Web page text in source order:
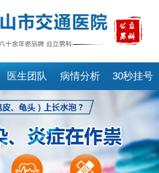
医生团队 病情分析 30秒挂号